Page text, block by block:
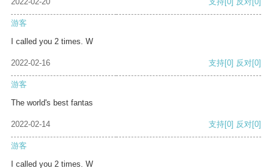
游客
I called you 2 times. W
2022-02-16 支持[0] 反对[0]
游客
The world's best fantas
2022-02-14 支持[0] 反对[0]
游客
I called you 2 times. W